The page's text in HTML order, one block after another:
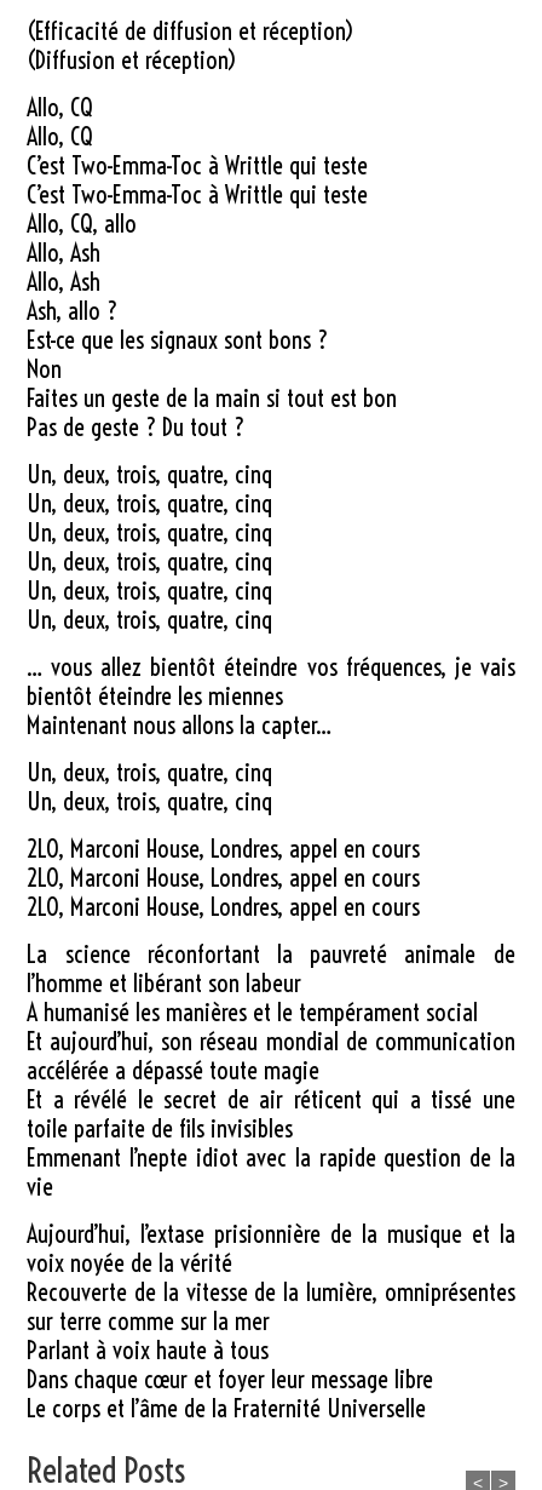
(Efficacité de diffusion et réception)
(Diffusion et réception)
Allo, CQ
Allo, CQ
C’est Two-Emma-Toc à Writtle qui teste
C’est Two-Emma-Toc à Writtle qui teste
Allo, CQ, allo
Allo, Ash
Allo, Ash
Ash, allo ?
Est-ce que les signaux sont bons ?
Non
Faites un geste de la main si tout est bon
Pas de geste ? Du tout ?
Un, deux, trois, quatre, cinq
Un, deux, trois, quatre, cinq
Un, deux, trois, quatre, cinq
Un, deux, trois, quatre, cinq
Un, deux, trois, quatre, cinq
Un, deux, trois, quatre, cinq
… vous allez bientôt éteindre vos fréquences, je vais
bientôt éteindre les miennes
Maintenant nous allons la capter…
Un, deux, trois, quatre, cinq
Un, deux, trois, quatre, cinq
2LO, Marconi House, Londres, appel en cours
2LO, Marconi House, Londres, appel en cours
2LO, Marconi House, Londres, appel en cours
La science réconfortant la pauvreté animale de
l’homme et libérant son labeur
A humanisé les manières et le tempérament social
Et aujourd’hui, son réseau mondial de communication
accélérée a dépassé toute magie
Et a révélé le secret de air réticent qui a tissé une
toile parfaite de fils invisibles
Emmenant l’nepte idiot avec la rapide question de la
vie
Aujourd’hui, l’extase prisionnière de la musique et la
voix noyée de la vérité
Recouverte de la vitesse de la lumière, omniprésentes
sur terre comme sur la mer
Parlant à voix haute à tous
Dans chaque cœur et foyer leur message libre
Le corps et l’âme de la Fraternité Universelle
Related Posts < >